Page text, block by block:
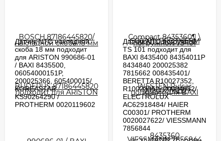
Датчик NTC накладной
скоба 18 мм подходит
для ARISTON 990686-01
/ BAXI 8435500,
06054000151P,
200025366, 605400015/
KOREASTAR
KS90264290 /
PROTHERM 0020119602
Датчик NTC погружной
TS 101 подходит для
BAXI 8435400 84354011P
8434840 200025382
7815662 008435401/
BERETTA R10027352,
R10023352, 20004832/
ELECTROLUX
AC62918484/ HAIER
C00301/ PROTHERM
0020027622/ VIESSMANN
7856844